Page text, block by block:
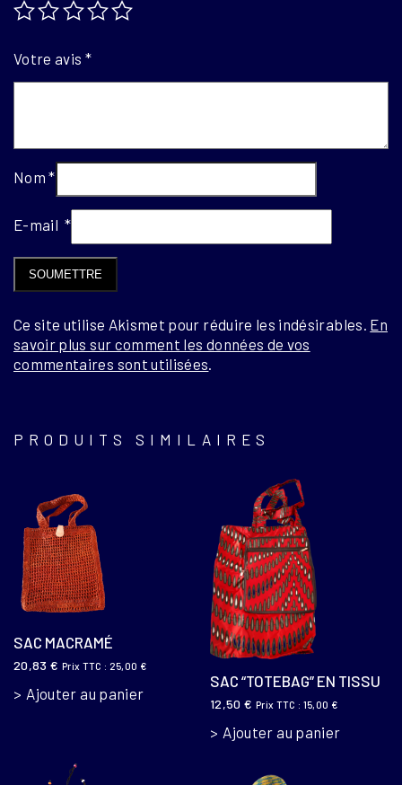
Votre avis *
Nom*
E-mail *
Ce site utilise Akismet pour réduire les indésirables. En
savoir plus sur comment les données de vos
commentaires sont utilisées
PRODUITS SIMILAIRES
SAC MACRAMÉ
20,83€ Prix TTC : 25,00 €
Ajouter au panier
SAC “TOTEBAG” EN TISSU
12,50€ Prix TTC : 15,00 €
Ajouter au panier